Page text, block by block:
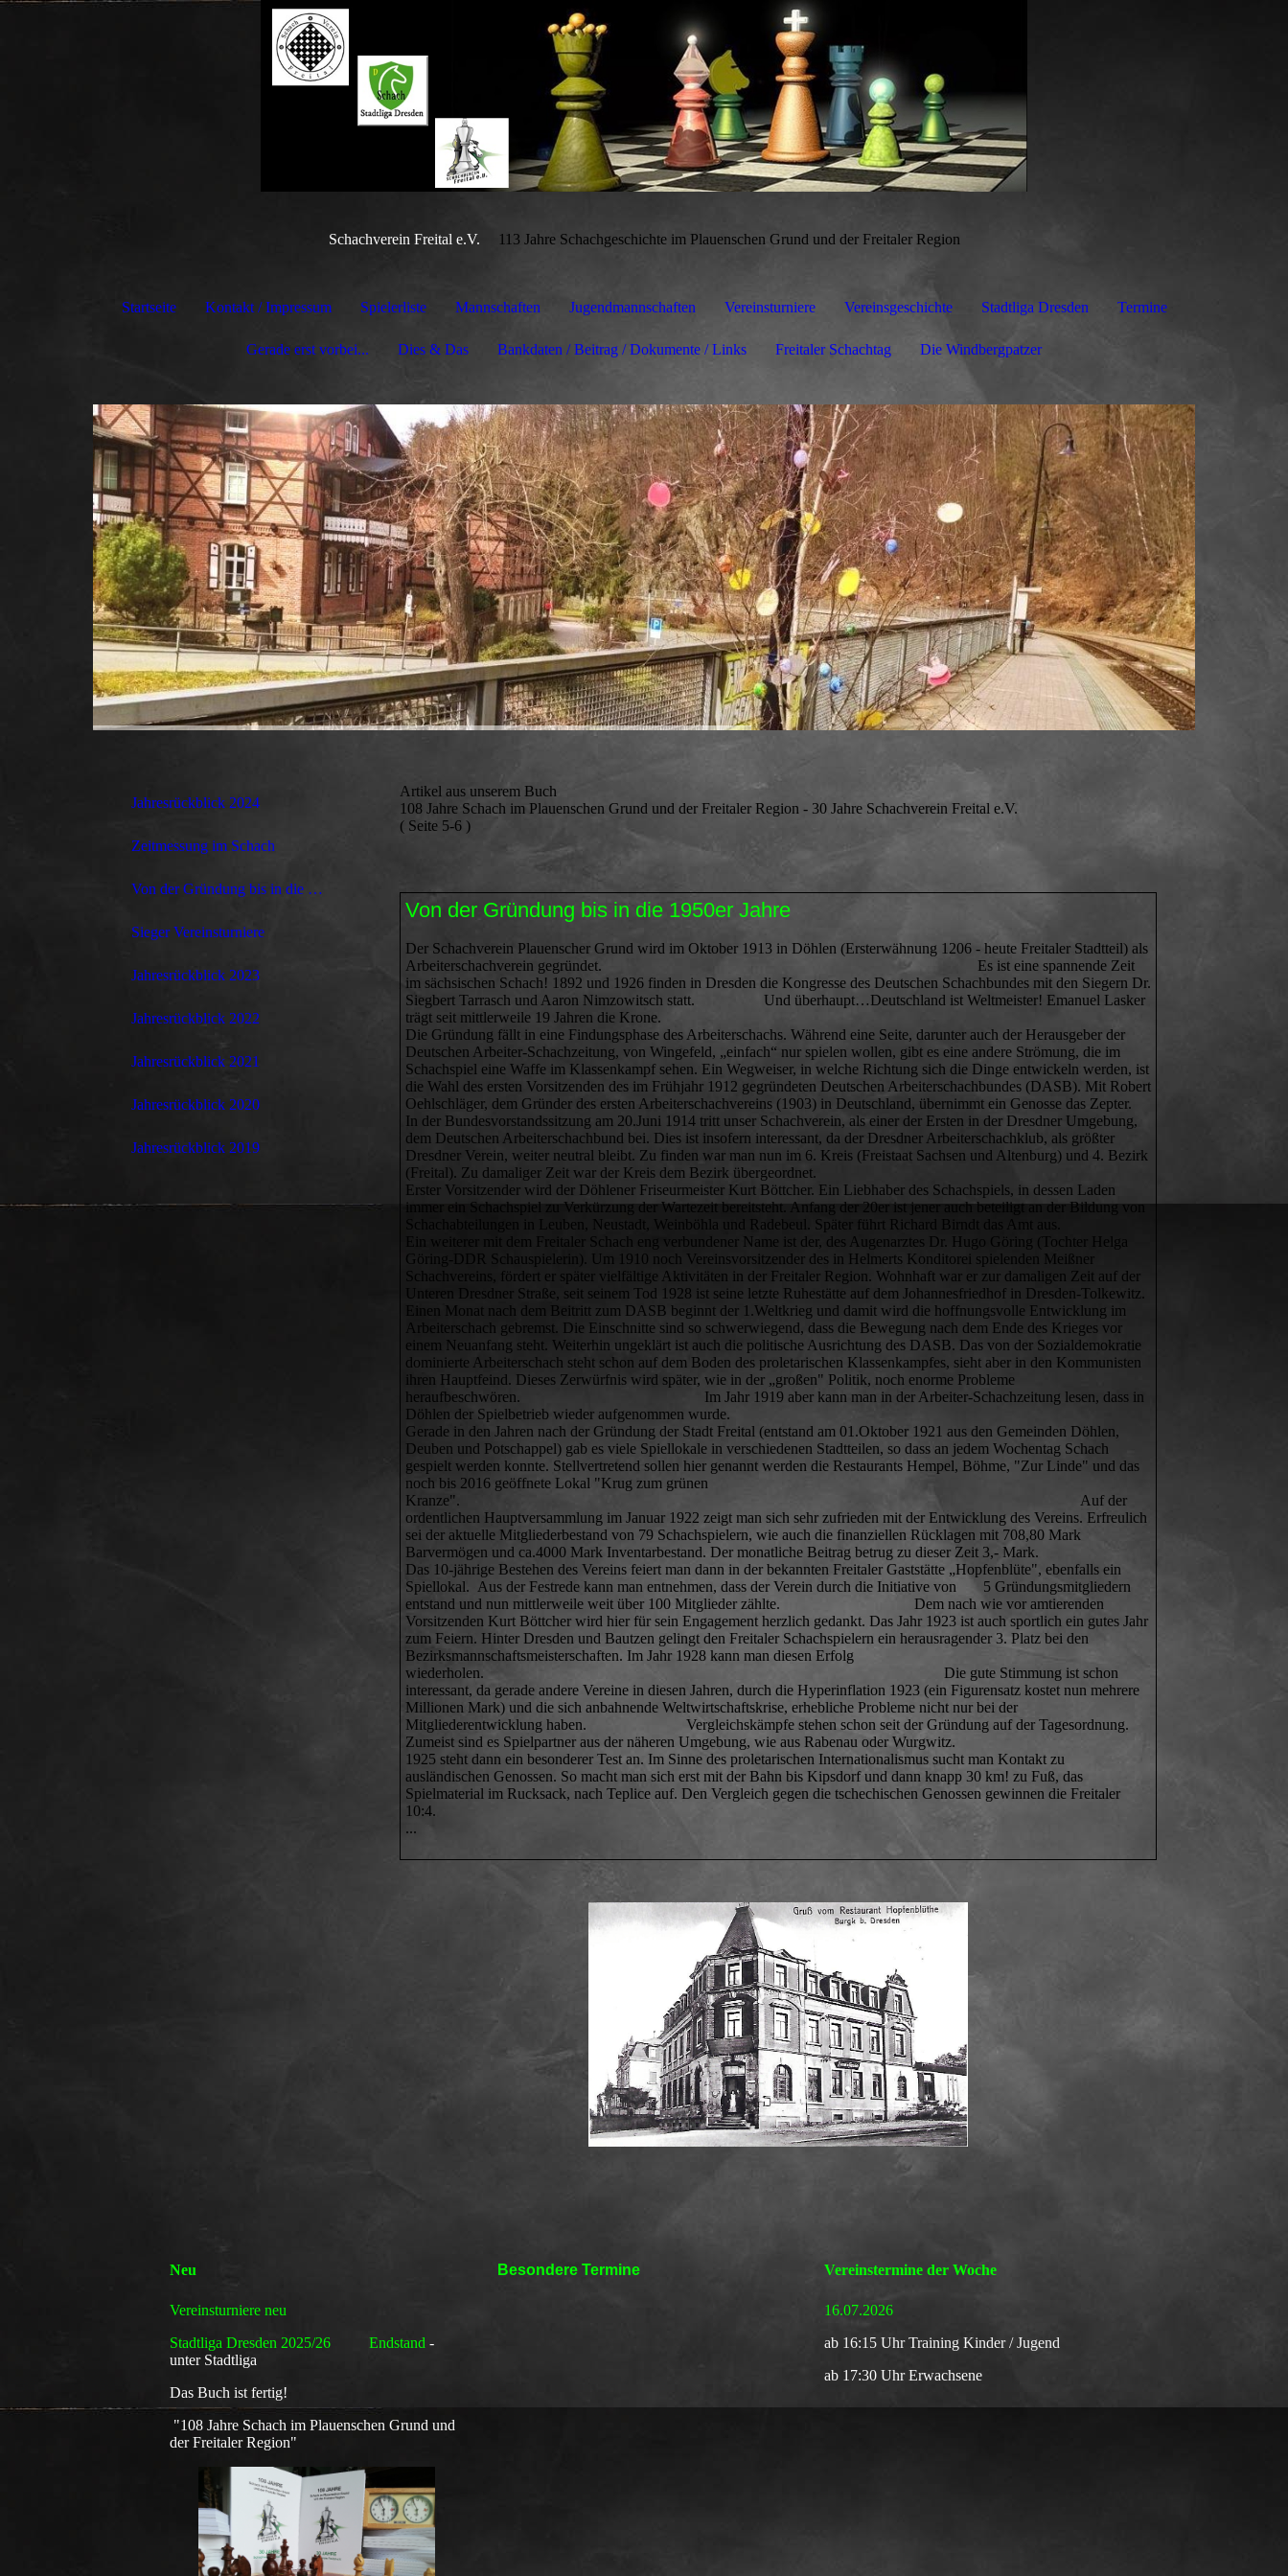
Schachverein Freital e.V. 113 Jahre Schachgeschichte im Plauenschen Grund und der Freitaler Region
Startseite Kontakt / Impressum Spielerliste Mannschaften Jugendmannschaften Vereinsturniere Vereinsgeschichte Stadtliga Dresden Termine
Gerade erst vorbei... Dies & Das Bankdaten / Beitrag / Dokumente / Links Freitaler Schachtag Die Windbergpatzer
Jahresrückblick 2024
Zeitmessung im Schach
Von der Gründung bis in die 1950er Jahre
Sieger Vereinsturniere
Jahresrückblick 2023
Jahresrückblick 2022
Jahresrückblick 2021
Jahresrückblick 2020
Jahresrückblick 2019
Artikel aus unserem Buch
108 Jahre Schach im Plauenschen Grund und der Freitaler Region - 30 Jahre Schachverein Freital e.V.
( Seite 5-6 )
Von der Gründung bis in die 1950er Jahre
Der Schachverein Plauenscher Grund wird im Oktober 1913 in Döhlen (Ersterwähnung 1206 - heute Freitaler Stadtteil) als
Arbeiterschachverein gegründet. Es ist eine spannende Zeit
im sächsischen Schach! 1892 und 1926 finden in Dresden die Kongresse des Deutschen Schachbundes mit den Siegern Dr.
Siegbert Tarrasch und Aaron Nimzowitsch statt. Und überhaupt…Deutschland ist Weltmeister! Emanuel Lasker
trägt seit mittlerweile 19 Jahren die Krone.
Die Gründung fällt in eine Findungsphase des Arbeiterschachs. Während eine Seite, darunter auch der Herausgeber der
Deutschen Arbeiter-Schachzeitung, von Wingefeld, „einfach“ nur spielen wollen, gibt es eine andere Strömung, die im
Schachspiel eine Waffe im Klassenkampf sehen. Ein Wegweiser, in welche Richtung sich die Dinge entwickeln werden, ist
die Wahl des ersten Vorsitzenden des im Frühjahr 1912 gegründeten Deutschen Arbeiterschachbundes (DASB). Mit Robert
Oehlschläger, dem Gründer des ersten Arbeiterschachvereins (1903) in Deutschland, übernimmt ein Genosse das Zepter.
In der Bundesvorstandssitzung am 20.Juni 1914 tritt unser Schachverein, als einer der Ersten in der Dresdner Umgebung,
dem Deutschen Arbeiterschachbund bei. Dies ist insofern interessant, da der Dresdner Arbeiterschachklub, als größter
Dresdner Verein, weiter neutral bleibt. Zu finden war man nun im 6. Kreis (Freistaat Sachsen und Altenburg) und 4. Bezirk
(Freital). Zu damaliger Zeit war der Kreis dem Bezirk übergeordnet.
Erster Vorsitzender wird der Döhlener Friseurmeister Kurt Böttcher. Ein Liebhaber des Schachspiels, in dessen Laden
immer ein Schachspiel zu Verkürzung der Wartezeit bereitsteht. Anfang der 20er ist jener auch beteiligt an der Bildung von
Schachabteilungen in Leuben, Neustadt, Weinböhla und Radebeul. Später führt Richard Birndt das Amt aus.
Ein weiterer mit dem Freitaler Schach eng verbundener Name ist der, des Augenarztes Dr. Hugo Göring (Tochter Helga
Göring-DDR Schauspielerin). Um 1910 noch Vereinsvorsitzender des in Helmerts Konditorei spielenden Meißner
Schachvereins, fördert er später vielfältige Aktivitäten in der Freitaler Region. Wohnhaft war er zur damaligen Zeit auf der
Unteren Dresdner Straße, seit seinem Tod 1928 ist seine letzte Ruhestätte auf dem Johannesfriedhof in Dresden-Tolkewitz.
Einen Monat nach dem Beitritt zum DASB beginnt der 1.Weltkrieg und damit wird die hoffnungsvolle Entwicklung im
Arbeiterschach gebremst. Die Einschnitte sind so schwerwiegend, dass die Bewegung nach dem Ende des Krieges vor
einem Neuanfang steht. Weiterhin ungeklärt ist auch die politische Ausrichtung des DASB. Das von der Sozialdemokratie
dominierte Arbeiterschach steht schon auf dem Boden des proletarischen Klassenkampfes, sieht aber in den Kommunisten
ihren Hauptfeind. Dieses Zerwürfnis wird später, wie in der „großen" Politik, noch enorme Probleme
heraufbeschwören. Im Jahr 1919 aber kann man in der Arbeiter-Schachzeitung lesen, dass in
Döhlen der Spielbetrieb wieder aufgenommen wurde.
Gerade in den Jahren nach der Gründung der Stadt Freital (entstand am 01.Oktober 1921 aus den Gemeinden Döhlen,
Deuben und Potschappel) gab es viele Spiellokale in verschiedenen Stadtteilen, so dass an jedem Wochentag Schach
gespielt werden konnte. Stellvertretend sollen hier genannt werden die Restaurants Hempel, Böhme, "Zur Linde" und das
noch bis 2016 geöffnete Lokal "Krug zum grünen
Kranze". Auf der
ordentlichen Hauptversammlung im Januar 1922 zeigt man sich sehr zufrieden mit der Entwicklung des Vereins. Erfreulich
sei der aktuelle Mitgliederbestand von 79 Schachspielern, wie auch die finanziellen Rücklagen mit 708,80 Mark
Barvermögen und ca.4000 Mark Inventarbestand. Der monatliche Beitrag betrug zu dieser Zeit 3,- Mark.
Das 10-jährige Bestehen des Vereins feiert man dann in der bekannten Freitaler Gaststätte „Hopfenblüte", ebenfalls ein
Spiellokal. Aus der Festrede kann man entnehmen, dass der Verein durch die Initiative von 5 Gründungsmitgliedern
entstand und nun mittlerweile weit über 100 Mitglieder zählte. Dem nach wie vor amtierenden
Vorsitzenden Kurt Böttcher wird hier für sein Engagement herzlich gedankt. Das Jahr 1923 ist auch sportlich ein gutes Jahr
zum Feiern. Hinter Dresden und Bautzen gelingt den Freitaler Schachspielern ein herausragender 3. Platz bei den
Bezirksmannschaftsmeisterschaften. Im Jahr 1928 kann man diesen Erfolg
wiederholen. Die gute Stimmung ist schon
interessant, da gerade andere Vereine in diesen Jahren, durch die Hyperinflation 1923 (ein Figurensatz kostet nun mehrere
Millionen Mark) und die sich anbahnende Weltwirtschaftskrise, erhebliche Probleme nicht nur bei der
Mitgliederentwicklung haben. Vergleichskämpfe stehen schon seit der Gründung auf der Tagesordnung.
Zumeist sind es Spielpartner aus der näheren Umgebung, wie aus Rabenau oder Wurgwitz.
1925 steht dann ein besonderer Test an. Im Sinne des proletarischen Internationalismus sucht man Kontakt zu
ausländischen Genossen. So macht man sich erst mit der Bahn bis Kipsdorf und dann knapp 30 km! zu Fuß, das
Spielmaterial im Rucksack, nach Teplice auf. Den Vergleich gegen die tschechischen Genossen gewinnen die Freitaler
10:4.
...
Neu
Vereinsturniere neu
Stadtliga Dresden 2025/26 Endstand -
unter Stadtliga
Das Buch ist fertig!
"108 Jahre Schach im Plauenschen Grund und
der Freitaler Region"
Besondere Termine Vereinstermine der Woche
16.07.2026
ab 16:15 Uhr Training Kinder / Jugend
ab 17:30 Uhr Erwachsene